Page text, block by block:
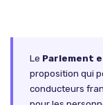
Le Parlement
proposition qui
conducteurs